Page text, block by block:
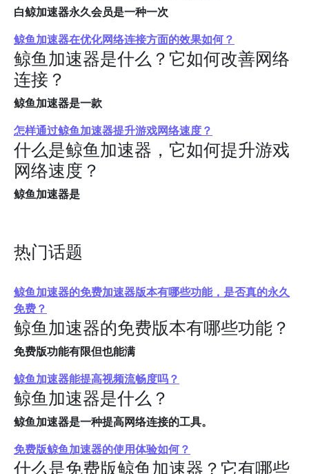
白鲸加速器永久会员是一种一次
鲸鱼加速器在优化网络连接方面的效果如何？
鲸鱼加速器是什么？它如何改善网络
连接？
鲸鱼加速器是一款
怎样通过鲸鱼加速器提升游戏网络速度？
什么是鲸鱼加速器，它如何提升游戏
网络速度？
鲸鱼加速器是
热门话题
鲸鱼加速器的免费加速器版本有哪些功能，是否真的永久
免费？
鲸鱼加速器的免费版本有哪些功能？
免费版功能有限但也能满
鲸鱼加速器能提高视频流畅度吗？
鲸鱼加速器是什么？
鲸鱼加速器是一种提高网络连接的工具。
免费版鲸鱼加速器的使用体验如何？
什么是免费版鲸鱼加速器？它有哪些